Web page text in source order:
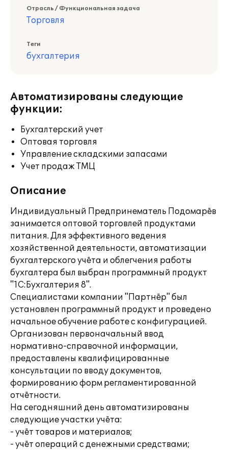
Отрасль / Функциональная задача
Торговля
Теги
бухгалтерия
Автоматизированы следующие
функции:
Бухгалтерский учет
Оптовая торговля
Управление складскими запасами
Учет продаж ТМЦ
Описание
Индивидуальный Предпринематель Подомарёв
занимается оптовой торговлей продуктами
питания. Для эффективного ведения
хозяйственной деятельности, автоматизации
бухгалтерского учёта и облегчения работы
бухгалтера был выбран программный продукт
"1С:Бухгалтерия 8".
Специалистами компании "Партнёр" был
установлен программный продукт и проведено
начальное обучение работе с конфигурацией.
Организован первоначальный ввод
нормативно-справочной информации,
предоставлены квалифицированные
консультации по вводу документов,
формированию форм регламентированной
отчётности.
На сегодняшний день автоматизированы
следующие участки учёта:
- учёт товаров и материалов;
- учёт операций с денежными средствами;